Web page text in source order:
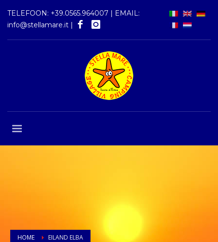
TELEFOON: +39.0565.964007 | EMAIL:
info@stellamare.it |
HOME EILAND ELBA